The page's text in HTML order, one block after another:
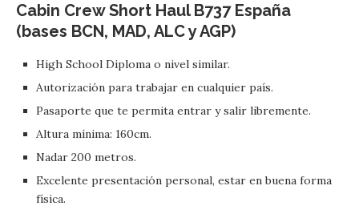
Cabin Crew Short Haul B737 España
(bases BCN, MAD, ALC y AGP)
High School Diploma o nivel similar.
Autorización para trabajar en cualquier país.
Pasaporte que te permita entrar y salir libremente.
Altura mínima: 160cm.
Nadar 200 metros.
Excelente presentación personal, estar en buena forma
física.